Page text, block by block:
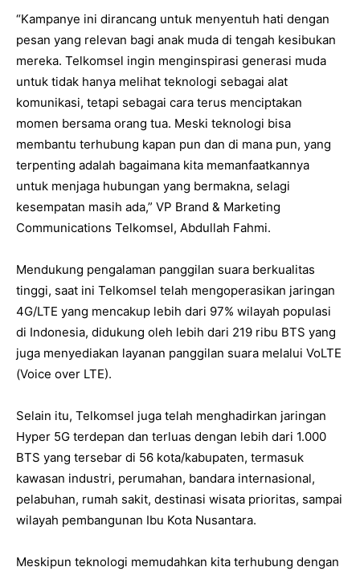
“Kampanye ini dirancang untuk menyentuh hati dengan
pesan yang relevan bagi anak muda di tengah kesibukan
mereka. Telkomsel ingin menginspirasi generasi muda
untuk tidak hanya melihat teknologi sebagai alat
komunikasi, tetapi sebagai cara terus menciptakan
momen bersama orang tua. Meski teknologi bisa
membantu terhubung kapan pun dan di mana pun, yang
terpenting adalah bagaimana kita memanfaatkannya
untuk menjaga hubungan yang bermakna, selagi
kesempatan masih ada,” VP Brand & Marketing
Communications Telkomsel, Abdullah Fahmi.
Mendukung pengalaman panggilan suara berkualitas
tinggi, saat ini Telkomsel telah mengoperasikan jaringan
4G/LTE yang mencakup lebih dari 97% wilayah populasi
di Indonesia, didukung oleh lebih dari 219 ribu BTS yang
juga menyediakan layanan panggilan suara melalui VoLTE
(Voice over LTE).
Selain itu, Telkomsel juga telah menghadirkan jaringan
Hyper 5G terdepan dan terluas dengan lebih dari 1.000
BTS yang tersebar di 56 kota/kabupaten, termasuk
kawasan industri, perumahan, bandara internasional,
pelabuhan, rumah sakit, destinasi wisata prioritas, sampai
wilayah pembangunan Ibu Kota Nusantara.
Meskipun teknologi memudahkan kita terhubung dengan